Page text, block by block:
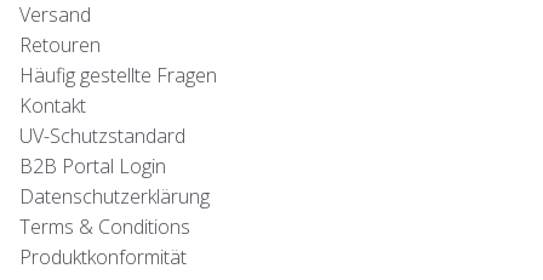
Versand
Retouren
Häufig gestellte Fragen
Kontakt
UV-Schutzstandard
B2B Portal Login
Datenschutzerklärung
Terms & Conditions
Produktkonformität